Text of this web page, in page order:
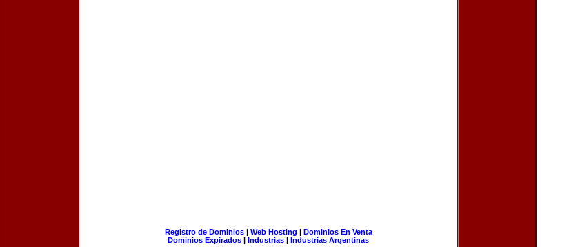
Registro de Dominios| Web Hosting | Dominios En Venta
Dominios Expirados | Industrias | Industrias Argentinas